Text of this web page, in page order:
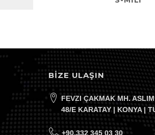
BİZE ULAŞIN
FEVZI ÇAKMAK MH.
48/E KARATAY | KONYA |
+90.332 345 03 30